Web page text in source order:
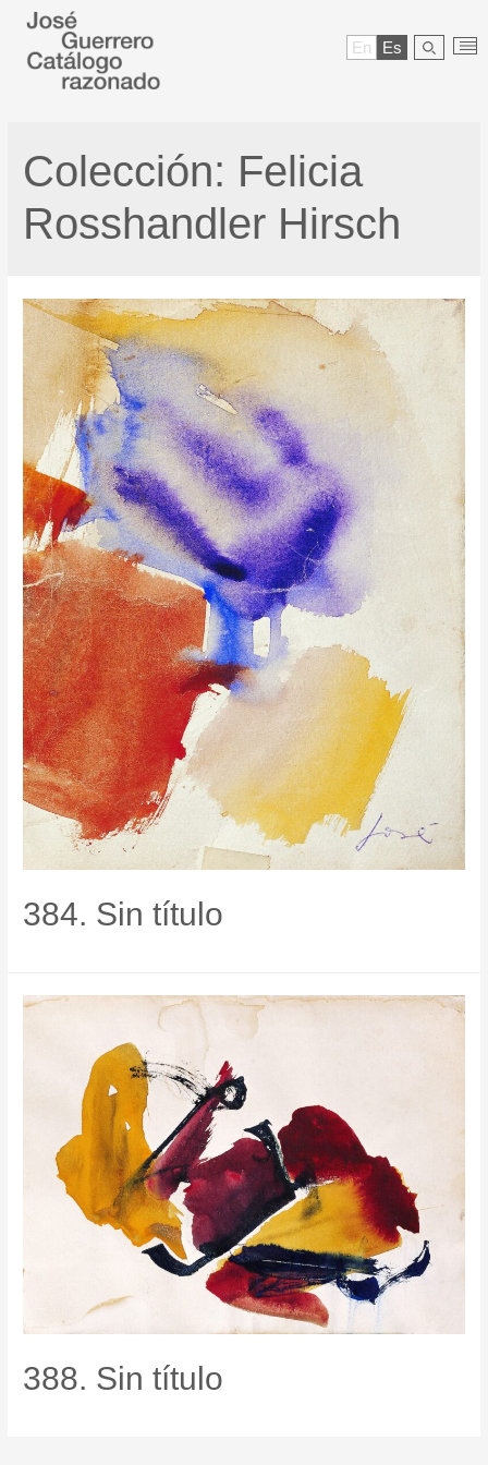
En Es
Colección: Felicia
Rosshandler Hirsch
384. Sin título
388. Sin título